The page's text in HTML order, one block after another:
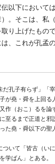
以下において
。そこは、私
り上げたもの
、これが孔孟
だ孔子有らず」「
が堯・舜を上回る
作（おこ）るを
至るまで正道と邪
た堯・舜以下の
ついて「皆古（い
学ばん」とある。